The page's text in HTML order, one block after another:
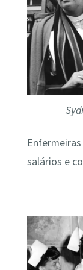
salários e